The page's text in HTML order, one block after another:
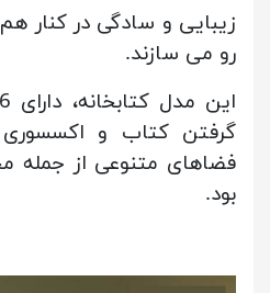
زیبایی و سادگی در کنار
رو می سازند.
گرفتن کتاب و
فضاهای متنوعی از جمله
بود.